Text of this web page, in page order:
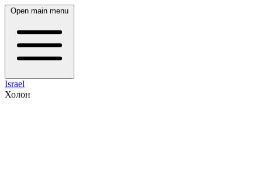
Open main menu
Israel
Холон